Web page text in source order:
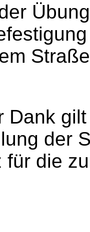
Dank
der
für die